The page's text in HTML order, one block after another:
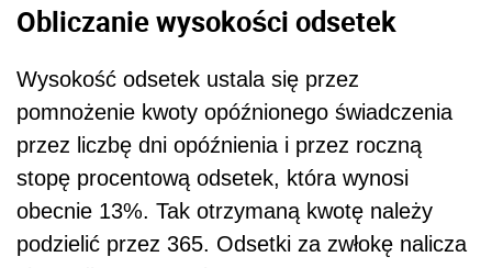
Obliczanie wysokości odsetek
Wysokość odsetek ustala się przez
pomnożenie kwoty opóźnionego świadczenia
przez liczbę dni opóźnienia i przez roczną
stopę procentową odsetek, która wynosi
obecnie 13%. Tak otrzymaną kwotę należy
podzielić przez 365. Odsetki za zwłokę nalicza